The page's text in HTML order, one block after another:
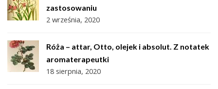
zastosowaniu
2 września, 2020
Róża – attar, Otto, olejek i absolut. Z notatek
aromaterapeutki
18 sierpnia, 2020